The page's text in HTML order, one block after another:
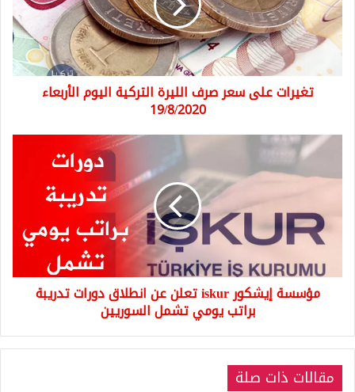
الليرة
التركية
اليوم
الأربعاء
19/8/2020
تغيرات على سعر صرف الليرة التركية اليوم الأربعاء
19/8/2020
مؤسسة
iskur
انطلاق
دورات
تدريبة
براتب
يومي
مؤسسة إيشكور iskur تعلن عن انطلاق دورات تدريبة
براتب يومي تشمل السوريين
مقالات ذات صلة